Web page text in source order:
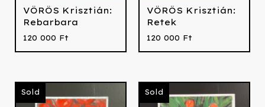
VÖRÖS Krisztián:
Rebarbara
120 000 Ft
VÖRÖS Krisztián:
Retek
120 000 Ft
Sold Sold